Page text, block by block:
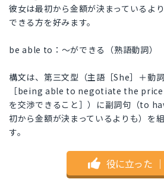
彼女は最初から金額が決まっているよ
できる方を好みます。
be able to：～ができる（熟語動詞）
構文は、第三文型（主語［She］＋動
［being able to negotiate the price
を交渉できること］）に副詞句（to
初から金額が決まっているよりも）を
す。
役に立った ｜